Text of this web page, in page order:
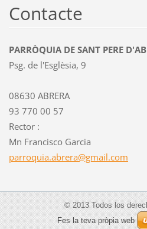
Contacte
PARRÒQUIA DE SANT PERE
Psg. de l'Esglèsia, 9
08630 ABRERA
93 770 00 57
Rector :
Mn Francisco Garcia
parroquia.abrera@gmail.com
© 2013 Todos los
Fes la teva pròpia web